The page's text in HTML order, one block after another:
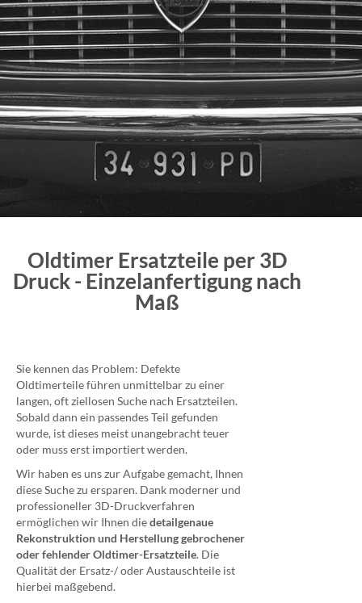
Oldtimer Ersatzteile per 3D
Druck - Einzelanfertigung nach
Maß
Sie kennen das Problem: Defekte
Oldtimerteile führen unmittelbar zu einer
langen, oft ziellosen Suche nach Ersatzteilen.
Sobald dann ein passendes Teil gefunden
wurde, ist dieses meist unangebracht teuer
oder muss erst importiert werden.
Wir haben es uns zur Aufgabe gemacht, Ihnen
diese Suche zu ersparen. Dank moderner und
professioneller 3D-Druckverfahren
ermöglichen wir Ihnen diedetailgenaue
Rekonstruktion und Herstellung gebrochener
oder fehlender Oldtimer-Ersatzteile. Die
Qualität der Ersatz-/ oder Austauschteile ist
hierbei maßgebend.